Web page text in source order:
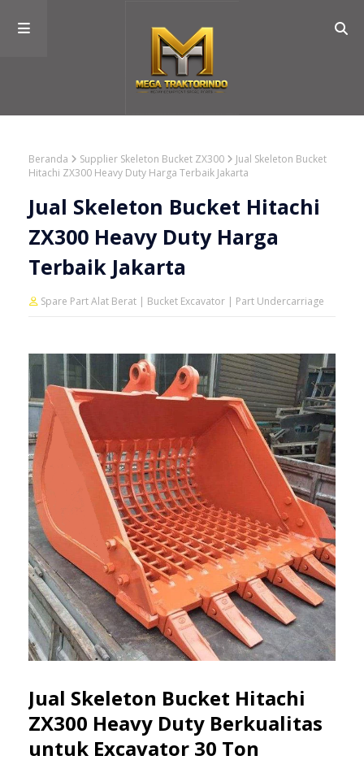
Beranda Supplier Skeleton Bucket ZX300
Jual Skeleton Bucket
Hitachi ZX300 Heavy Duty Harga Terbaik Jakarta
Jual Skeleton Bucket Hitachi
ZX300 Heavy Duty Harga
Terbaik Jakarta
Spare Part Alat Berat | Bucket Excavator | Part Undercarriage
Jual Skeleton Bucket Hitachi
ZX300 Heavy Duty Berkualitas
untuk Excavator 30 Ton